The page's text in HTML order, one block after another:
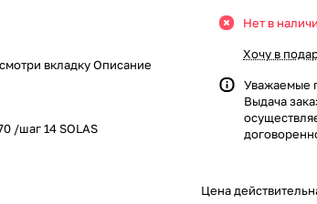
вкладку Описание
/шаг 14 SOLAS
Нет в
Хочу в
Уважаемые
Выдача
Цена